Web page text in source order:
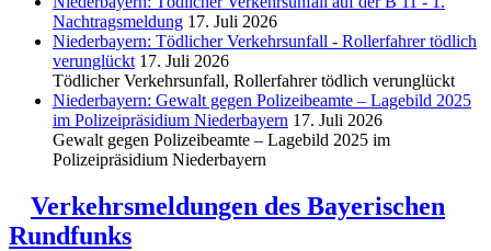
Nachtragsmeldung 17. Juli 2026
Niederbayern: Tödlicher Verkehrsunfall - Rollerfahrer tödlich
verunglückt 17. Juli 2026
Tödlicher Verkehrsunfall, Rollerfahrer tödlich verunglückt
Niederbayern: Gewalt gegen Polizeibeamte – Lagebild 2025
im Polizeipräsidium Niederbayern 17. Juli 2026
Gewalt gegen Polizeibeamte – Lagebild 2025 im
Polizeipräsidium Niederbayern
Verkehrsmeldungen des Bayerischen
Rundfunks